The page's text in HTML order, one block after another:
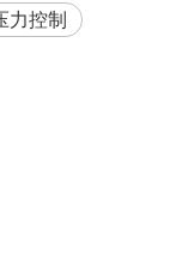
力控制